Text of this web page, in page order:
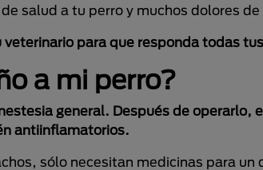
salud a tu perro y muchos dolores de
para que responda todas
a mi perro?
general. Después de operarlo,
antiinflamatorios.
sólo necesitan medicinas para un